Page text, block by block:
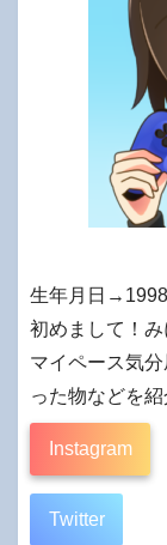
生年月日
初めまして！み
マイペース気
った物などを
Instagram
Twitter